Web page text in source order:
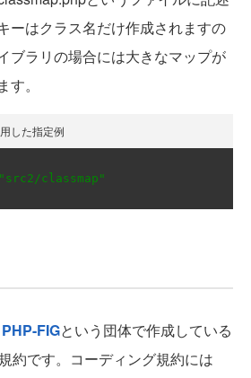
ーはクラス名だけ作成されますの
ブラリの場合には大きなマップが
。
した指定例
"src2/classmap"
PHP-FIGという団体で作成している
約です。コーディング規約には